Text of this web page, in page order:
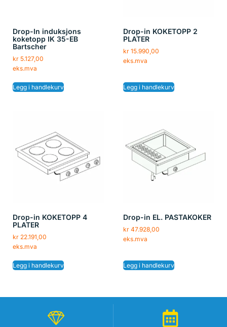
Drop-In induksjons
koketopp IK 35-EB
Bartscher
kr 5.127,00
eks.mva
Legg i handlekurv
Drop-in KOKETOPP 2
PLATER
kr15.990,00
eks.mva
Legg i handlekurv
Drop-in KOKETOPP 4
PLATER
kr 22.191,00
eks.mva
Legg i handlekurv
Drop-in EL. PASTAKOKER
kr47.928,00
eks.mva
Legg i handlekurv